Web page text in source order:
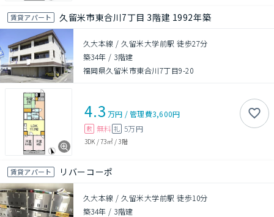
賃貸アパート 久留米市東合川7丁目 3階建 1992年築
久大本線 / 久留米大学前駅 徒歩27分
築34年 / 3階建
福岡県久留米市東合川7丁目9-20
4.3 万円 /管理費3,600円
敷 無料 礼 5万円
3DK /73㎡/3階
賃貸アパート リバーコーポ
久大本線 / 久留米大学前駅 徒歩10分
築34年 / 3階建